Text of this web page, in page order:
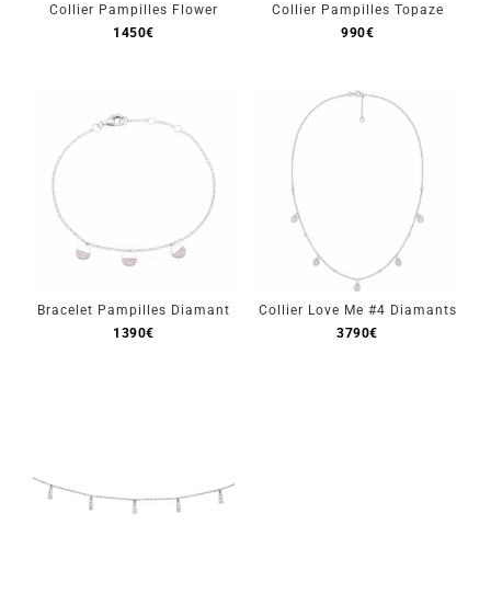
Collier Pampilles Flower
1450€
Collier Pampilles Topaze
990€
Bracelet Pampilles Diamant
1390€
Collier Love Me #4 Diamants
3790€